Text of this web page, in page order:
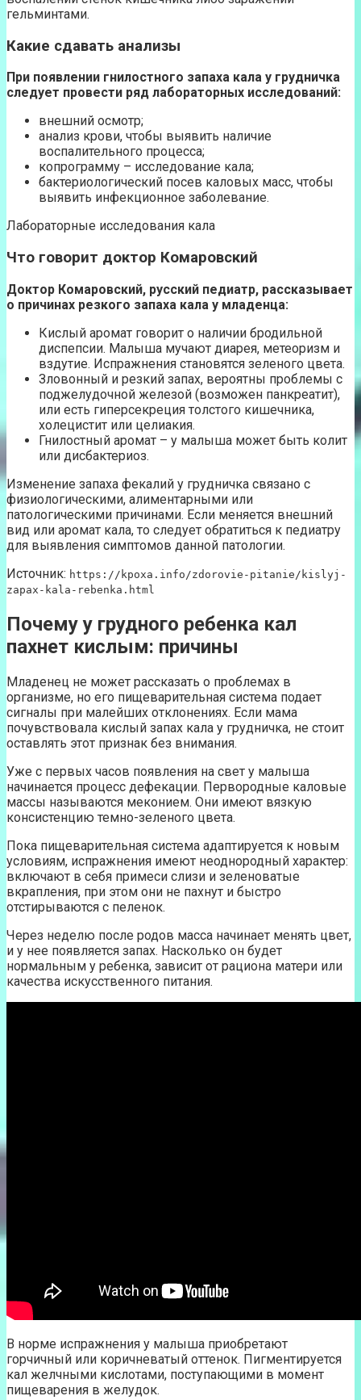
гельминтами.
Какие сдавать анализы
При появлении гнилостного запаха кала у грудничка
следует провести ряд лабораторных исследований:
внешний осмотр;
анализ крови, чтобы выявить наличие
воспалительного процесса;
копрограмму – исследование кала;
бактериологический посев каловых масс, чтобы
выявить инфекционное заболевание.
Лабораторные исследования кала
Что говорит доктор Комаровский
Доктор Комаровский, русский педиатр, рассказывает
о причинах резкого запаха кала у младенца:
Кислый аромат говорит о наличии бродильной
диспепсии. Малыша мучают диарея, метеоризм и
вздутие. Испражнения становятся зеленого цвета.
Зловонный и резкий запах, вероятны проблемы с
поджелудочной железой (возможен панкреатит),
или есть гиперсекреция толстого кишечника,
холецистит или целиакия.
Гнилостный аромат – у малыша может быть колит
или дисбактериоз.
Изменение запаха фекалий у грудничка связано с
физиологическими, алиментарными или
патологическими причинами. Если меняется внешний
вид или аромат кала, то следует обратиться к педиатру
для выявления симптомов данной патологии.
Источник: https://kpoxa.info/zdorovie-pitanie/kislyj-
zapax-kala-rebenka.html
Почему у грудного ребенка кал
пахнет кислым: причины
Младенец не может рассказать о проблемах в
организме, но его пищеварительная система подает
сигналы при малейших отклонениях. Если мама
почувствовала кислый запах кала у грудничка, не стоит
оставлять этот признак без внимания.
Уже с первых часов появления на свет у малыша
начинается процесс дефекации. Первородные каловые
массы называются меконием. Они имеют вязкую
консистенцию темно-зеленого цвета.
Пока пищеварительная система адаптируется к новым
условиям, испражнения имеют неоднородный характер:
включают в себя примеси слизи и зеленоватые
вкрапления, при этом они не пахнут и быстро
отстирываются с пеленок.
Через неделю после родов масса начинает менять цвет,
и у нее появляется запах. Насколько он будет
нормальным у ребенка, зависит от рациона матери или
качества искусственного питания.
В норме испражнения у малыша приобретают
горчичный или коричневатый оттенок. Пигментируется
кал желчными кислотами, поступающими в момент
пищеварения в желудок.